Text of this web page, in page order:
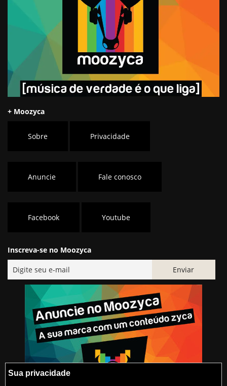
+ Moozyca
Sobre Privacidade
Anuncie Fale conosco
Facebook Youtube
Inscreva-se no Moozyca
Sua privacidade